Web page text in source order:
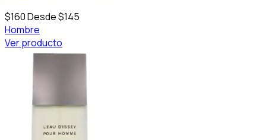
$160Desde $145
Hombre
Ver producto